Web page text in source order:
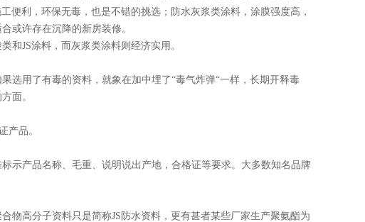
便利，环保无毒，也是不错的挑选；防水灰浆类涂料，涂膜强度高，
或许存在沉降的新房装修。
和JS涂料，而灰浆类涂料则经济实用。
选用了有毒的资料，就象在加中埋了“毒气炸弹“一样，长期开释毒
面。
产品。
示产品名称、毛重、说明说出产地，合格证等要求。大多数知名品牌
物高分子资料只是简称JS防水资料，更有甚者某些厂家生产聚氨酯为